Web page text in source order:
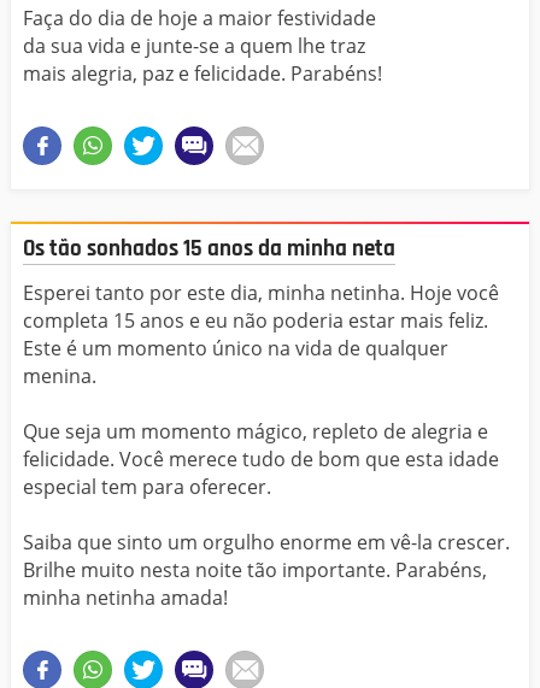
Faça do dia de hoje a maior festividade
da sua vida e junte-se a quem lhe traz
mais alegria, paz e felicidade. Parabéns!
Os tão sonhados 15 anos da minha neta
Esperei tanto por este dia, minha netinha. Hoje você
completa 15 anos e eu não poderia estar mais feliz.
Este é um momento único na vida de qualquer
menina.
Que seja um momento mágico, repleto de alegria e
felicidade. Você merece tudo de bom que esta idade
especial tem para oferecer.
Saiba que sinto um orgulho enorme em vê-la crescer.
Brilhe muito nesta noite tão importante. Parabéns,
minha netinha amada!